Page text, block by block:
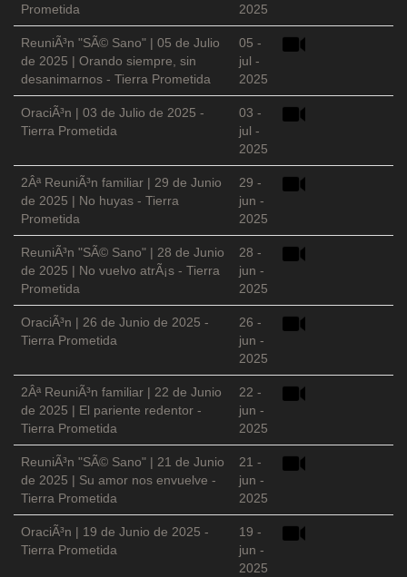
Prometida
2025
ReuniÃ³n "SÃ© Sano" | 05 de Julio
de 2025 | Orando siempre, sin
desanimarnos - Tierra Prometida
05 -
jul -
2025
OraciÃ³n | 03 de Julio de 2025 -
Tierra Prometida
03 -
jul -
2025
2Âª ReuniÃ³n familiar | 29 de Junio
de 2025 | No huyas - Tierra
Prometida
29 -
jun -
2025
ReuniÃ³n "SÃ© Sano" | 28 de Junio
de 2025 | No vuelvo atrÃ¡s - Tierra
Prometida
28 -
jun -
2025
OraciÃ³n | 26 de Junio de 2025 -
Tierra Prometida
26 -
jun -
2025
2Âª ReuniÃ³n familiar | 22 de Junio
de 2025 | El pariente redentor -
Tierra Prometida
22 -
jun -
2025
ReuniÃ³n "SÃ© Sano" | 21 de Junio
de 2025 | Su amor nos envuelve -
Tierra Prometida
21 -
jun -
2025
OraciÃ³n | 19 de Junio de 2025 -
Tierra Prometida
19 -
jun -
2025